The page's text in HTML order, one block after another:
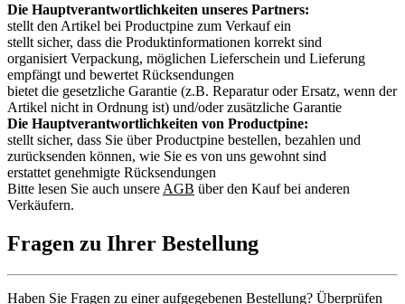
Die Hauptverantwortlichkeiten unseres Partners:
stellt den Artikel bei Productpine zum Verkauf ein
stellt sicher, dass die Produktinformationen korrekt sind
organisiert Verpackung, möglichen Lieferschein und Lieferung
empfängt und bewertet Rücksendungen
bietet die gesetzliche Garantie (z.B. Reparatur oder Ersatz, wenn der
Artikel nicht in Ordnung ist) und/oder zusätzliche Garantie
Die Hauptverantwortlichkeiten von Productpine:
stellt sicher, dass Sie über Productpine bestellen, bezahlen und
zurücksenden können, wie Sie es von uns gewohnt sind
erstattet genehmigte Rücksendungen
Bitte lesen Sie auch unsere AGB über den Kauf bei anderen
Verkäufern.
Fragen zu Ihrer Bestellung
Haben Sie Fragen zu einer aufgegebenen Bestellung? Überprüfen